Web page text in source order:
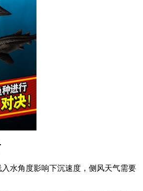
入水角度影响下沉速度，侧风天气需要